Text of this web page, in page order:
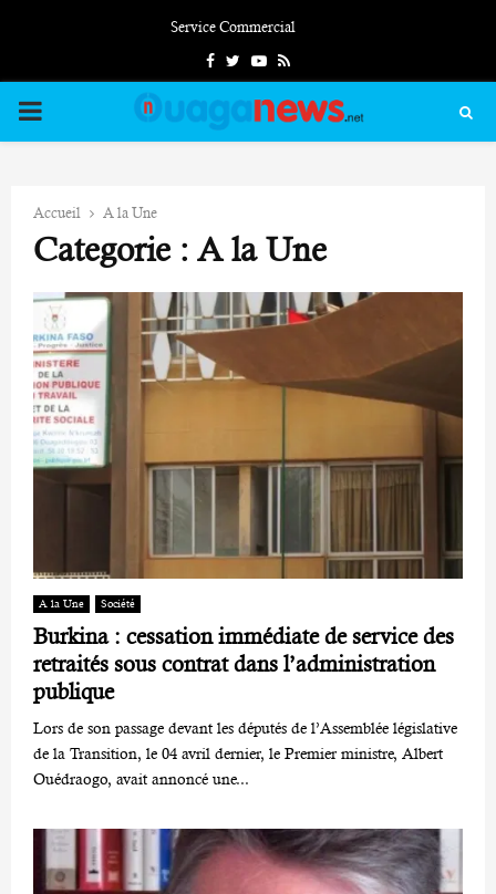
Service Commercial
FacebookTwitterYoutube
Rss
PRIMARY
Accueil A la Une
Categorie : A la Une
A la Une Société
Burkina : cessation immédiate de service des
retraités sous contrat dans l’administration
publique
Lors de son passage devant les députés de l’Assemblée législative
de la Transition, le 04 avril dernier, le Premier ministre, Albert
Ouédraogo, avait annoncé une...